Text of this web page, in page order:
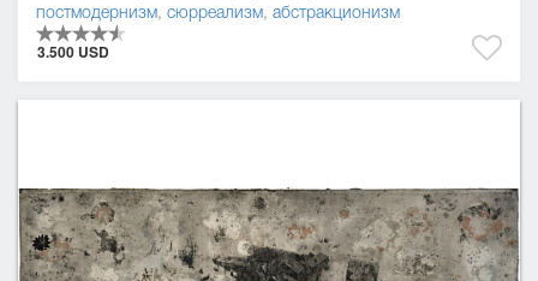
постмодернизм, сюрреализм, абстракционизм
3.500 USD